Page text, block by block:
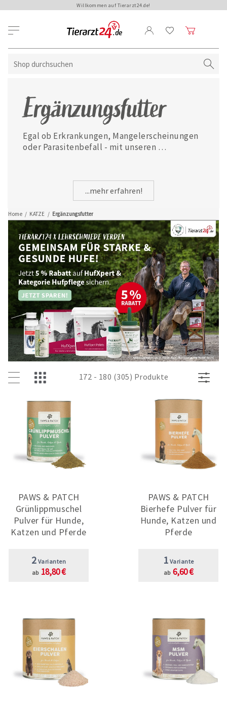
Willkommen auf Tierarzt24.de!
Home / KATZE / Ergänzungsfutter
Ergänzungsfutter
Egal ob Erkrankungen, Mangelerscheinungen
oder Parasitenbefall - mit unseren
...mehr erfahren!
172 - 180 (305) Produkte
PAWS & PATCH
Grünlippmuschel
Pulver für Hunde,
Katzen und Pferde
2 Varianten
ab 18,80 €
PAWS & PATCH
Bierhefe Pulver für
Hunde, Katzen und
Pferde
1 Variante
ab 6,60 €